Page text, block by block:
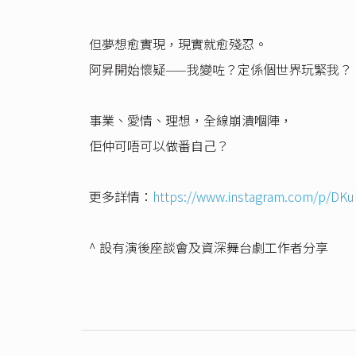
但夢想愈實現，現實就愈殘忍。
阿昇開始懷疑——我變咗？定係個世界玩緊我？
事業、愛情、理想，全線崩潰嗰陣，
佢仲可唔可以做番自己？
更多詳情： https://www.instagram.com/p/
^ 設有演後座談會及資深舞台劇工作者分享